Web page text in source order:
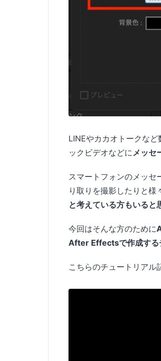
LINEやカカオトークな
ックビデオなどに メッセ
スマートフォンのメッセ
り取りを撮影したりと様
と考えている方もいると
今回はそんな方のために
After Effectsで作成する
こちらのチュートリアル